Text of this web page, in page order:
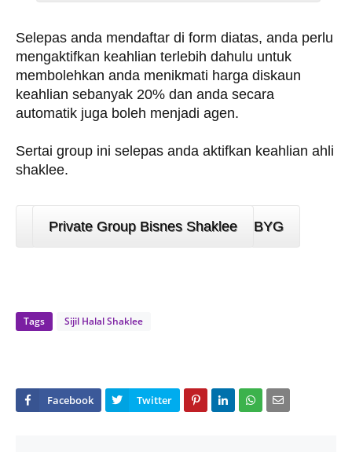
Selepas anda mendaftar di form diatas, anda perlu
mengaktifkan keahlian terlebih dahulu untuk
membolehkan anda menikmati harga diskaun
keahlian sebanyak 20% dan anda secara
automatik juga boleh menjadi agen.
Sertai group ini selepas anda aktifkan keahlian ahli
shaklee.
Private Group Bisnes Shaklee BYG
Tags Sijil Halal Shaklee